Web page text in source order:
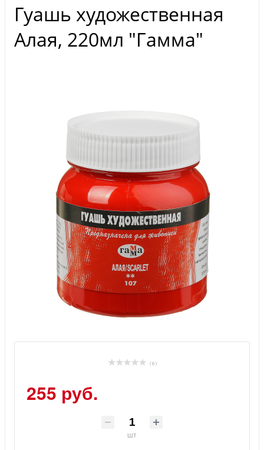
Гуашь художественная
Алая, 220мл "Гамма"
( 0 )
255 руб.
шт